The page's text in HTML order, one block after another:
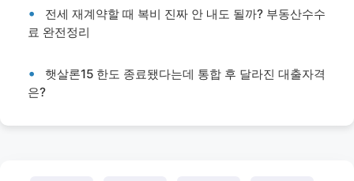
전세 재계약할 때 복비 진짜 안 내도 될까? 부동산수수
료 완전정리
햇살론15 한도 종료됐다는데 통합 후 달라진 대출자격
은?